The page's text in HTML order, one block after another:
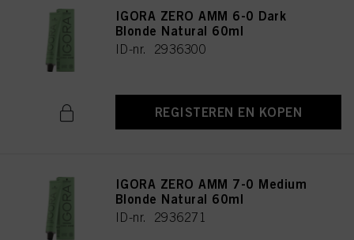
IGORA ZERO AMM 6-0 Dark
Blonde Natural 60ml
ID-nr. 2936300
REGISTEREN EN KOPEN
IGORA ZERO AMM 7-0 Medium
Blonde Natural 60ml
ID-nr. 2936271